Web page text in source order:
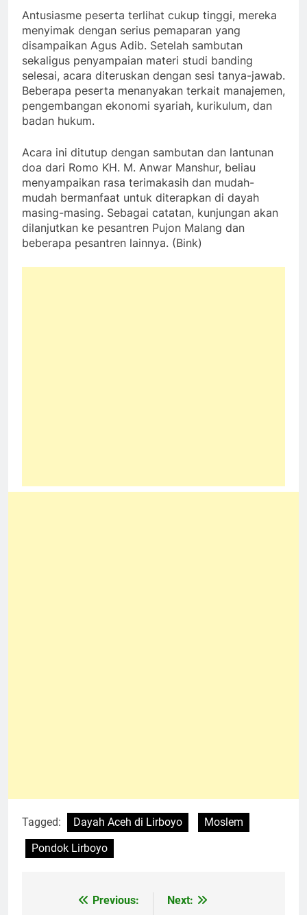
Antusiasme peserta terlihat cukup tinggi, mereka
menyimak dengan serius pemaparan yang
disampaikan Agus Adib. Setelah sambutan
sekaligus penyampaian materi studi banding
selesai, acara diteruskan dengan sesi tanya-jawab.
Beberapa peserta menanyakan terkait manajemen,
pengembangan ekonomi syariah, kurikulum, dan
badan hukum.
Acara ini ditutup dengan sambutan dan lantunan
doa dari Romo KH. M. Anwar Manshur, beliau
menyampaikan rasa terimakasih dan mudah-
mudah bermanfaat untuk diterapkan di dayah
masing-masing. Sebagai catatan, kunjungan akan
dilanjutkan ke pesantren Pujon Malang dan
beberapa pesantren lainnya. (Bink)
Tagged: Dayah Aceh di Lirboyo
Moslem
Pondok Lirboyo
NavigasiPrevious:
Next: